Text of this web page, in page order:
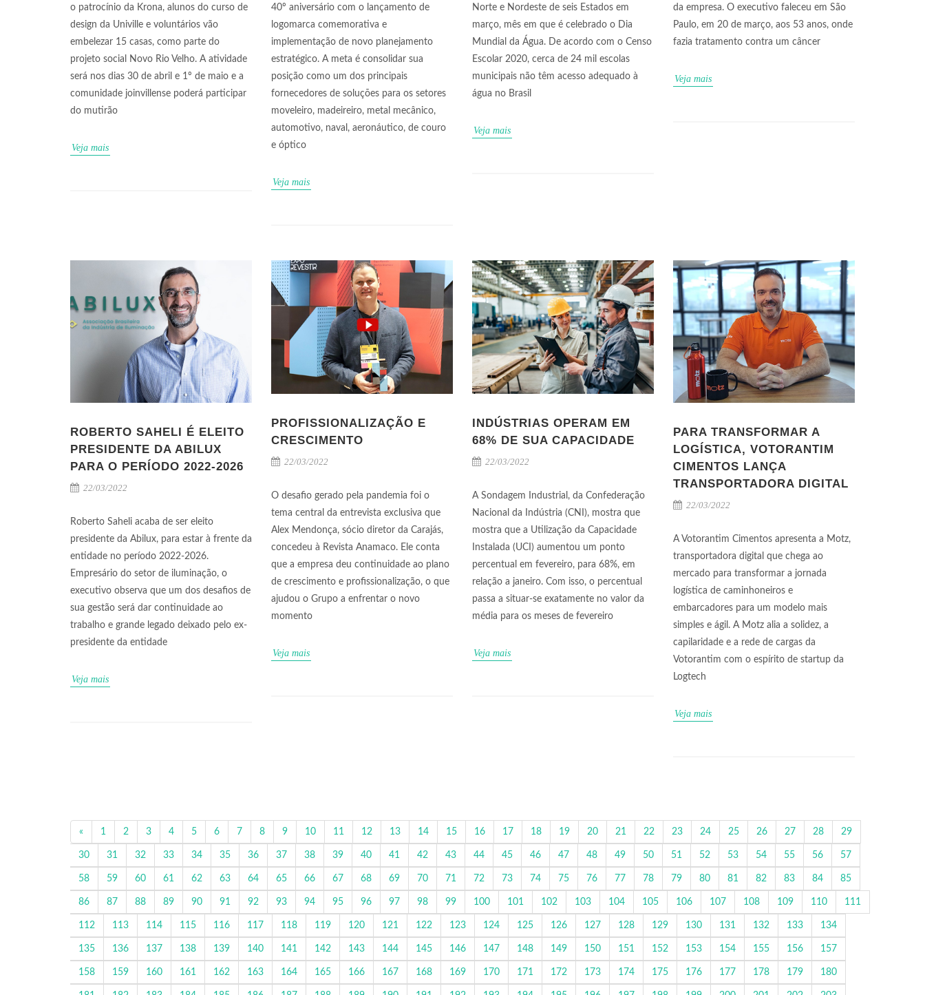
o patrocínio da Krona, alunos do curso de
design da Univille e voluntários vão
embelezar 15 casas, como parte do
projeto social Novo Rio Velho. A atividade
será nos dias 30 de abril e 1º de maio e a
comunidade joinvillense poderá participar
do mutirão
Veja mais
40º aniversário com o lançamento de
logomarca comemorativa e
implementação de novo planejamento
estratégico. A meta é consolidar sua
posição como um dos principais
fornecedores de soluções para os setores
moveleiro, madeireiro, metal mecânico,
automotivo, naval, aeronáutico, de couro
e óptico
Veja mais
Norte e Nordeste de seis Estados em
março, mês em que é celebrado o Dia
Mundial da Água. De acordo com o Censo
Escolar 2020, cerca de 24 mil escolas
municipais não têm acesso adequado à
água no Brasil
Veja mais
da empresa. O executivo faleceu em São
Paulo, em 20 de março, aos 53 anos, onde
fazia tratamento contra um câncer
Veja mais
ROBERTO SAHELI É ELEITO
PRESIDENTE DA ABILUX
PARA O PERÍODO 2022-2026
22/03/2022
Roberto Saheli acaba de ser eleito
presidente da Abilux, para estar à frente da
entidade no período 2022-2026.
Empresário do setor de iluminação, o
executivo observa que um dos desafios de
sua gestão será dar continuidade ao
trabalho e grande legado deixado pelo ex-
presidente da entidade
Veja mais
PROFISSIONALIZAÇÃO E
CRESCIMENTO
22/03/2022
O desafio gerado pela pandemia foi o
tema central da entrevista exclusiva que
Alex Mendonça, sócio diretor da Carajás,
concedeu à Revista Anamaco. Ele conta
que a empresa deu continuidade ao plano
de crescimento e profissionalização, o que
ajudou o Grupo a enfrentar o novo
momento
Veja mais
INDÚSTRIAS OPERAM EM
68% DE SUA CAPACIDADE
22/03/2022
A Sondagem Industrial, da Confederação
Nacional da Indústria (CNI), mostra que
mostra que a Utilização da Capacidade
Instalada (UCI) aumentou um ponto
percentual em fevereiro, para 68%, em
relação a janeiro. Com isso, o percentual
passa a situar-se exatamente no valor da
média para os meses de fevereiro
Veja mais
PARA TRANSFORMAR A
LOGÍSTICA, VOTORANTIM
CIMENTOS LANÇA
TRANSPORTADORA DIGITAL
22/03/2022
A Votorantim Cimentos apresenta a Motz,
transportadora digital que chega ao
mercado para transformar a jornada
logística de caminhoneiros e
embarcadores para um modelo mais
simples e ágil. A Motz alia a solidez, a
capilaridade e a rede de cargas da
Votorantim com o espírito de startup da
Logtech
Veja mais
« 1 2 3 4 5 6 7 8 9 10 11 12 13 14 15 16 17 18 19 20 21 22 23 24 25 26 27 28 29
30 31 32 33 34 35 36 37 38 39 40 41 42 43 44 45 46 47 48 49 50 51 52 53 54 55 56 57
58 59 60 61 62 63 64 65 66 67 68 69 70 71 72 73 74 75 76 77 78 79 80 81 82 83 84 85
86 87 88 89 90 91 92 93 94 95 96 97 98 99 100 101 102 103 104 105 106 107 108 109 110 111
112 113 114 115 116 117 118 119 120 121 122 123 124 125 126 127 128 129 130 131 132 133 134
135 136 137 138 139 140 141 142 143 144 145 146 147 148 149 150 151 152 153 154 155 156 157
158 159 160 161 162 163 164 165 166 167 168 169 170 171 172 173 174 175 176 177 178 179 180